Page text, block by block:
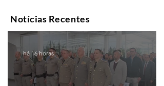
Notícias Recentes
há 16 horas